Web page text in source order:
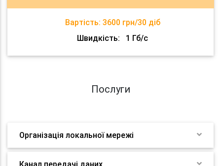
Вартість: 3600 грн/30 діб
Швидкість:
1 Гб/с
Послуги
Організація локальної мережі
Канал передачі даних